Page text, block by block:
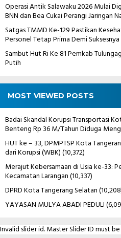
Operasi Antik Salawaku 2026 Mulai
BNN dan Bea Cukai Perangi Jaringan
Satgas TMMD Ke-129 Pastikan
Personel Tetap Prima Demi
Sambut Hut Ri Ke 81 Pemkab
Putih
MOST VIEWED POSTS
Badai Skandal Korupsi Transportasi
Benteng Rp 36 M/Tahun Diduga
HUT ke – 33, DPMPTSP Kota
dari Korupsi (WBK)(10,372)
Merajut Kebersamaan di Usia ke-33:
Kecamatan Larangan(10,337)
DPRD Kota Tangerang Selatan
YAYASAN MULYA ABADI PEDULI
Invalid slider id. Master Slider ID must